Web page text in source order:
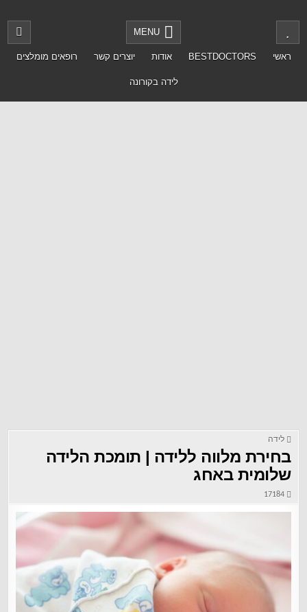
MENU
ראשי BESTDOCTORS אודות יוצרים קשר רופאים מומלצים
לידה בקורונה
לידה
בחירת מלווה ללידה | תומכת הלידה
שלומית באחג
17184